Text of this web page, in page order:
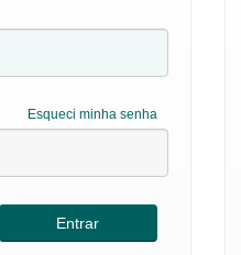
Esqueci minha senha